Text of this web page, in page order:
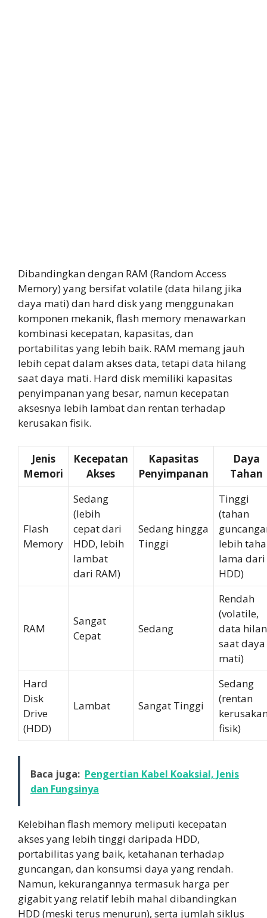
Dibandingkan dengan RAM (Random Access
Memory) yang bersifat volatile (data hilang jika
daya mati) dan hard disk yang menggunakan
komponen mekanik, flash memory menawarkan
kombinasi kecepatan, kapasitas, dan
portabilitas yang lebih baik. RAM memang jauh
lebih cepat dalam akses data, tetapi data hilang
saat daya mati. Hard disk memiliki kapasitas
penyimpanan yang besar, namun kecepatan
aksesnya lebih lambat dan rentan terhadap
kerusakan fisik.
Jenis
Memori
Kecepatan
Akses
Kapasitas
Penyimpanan
Daya
Tahan
Flash
Memory
Sedang
(lebih
cepat dari
HDD, lebih
lambat
dari RAM)
Sedang hingga
Tinggi
Tinggi
(tahan
lebih
lama dari
HDD)
RAM
Sangat
Cepat
Sedang
Rendah
(volatile,
data
saat daya
mati)
Hard
Disk
Drive
(HDD)
Lambat Sangat Tinggi
Sedang
(rentan
fisik)
Baca juga: Pengertian Kabel Koaksial, Jenis
dan Fungsinya
Kelebihan flash memory meliputi kecepatan
akses yang lebih tinggi daripada HDD,
portabilitas yang baik, ketahanan terhadap
guncangan, dan konsumsi daya yang rendah.
Namun, kekurangannya termasuk harga per
gigabit yang relatif lebih mahal dibandingkan
HDD (meski terus menurun), serta jumlah siklus